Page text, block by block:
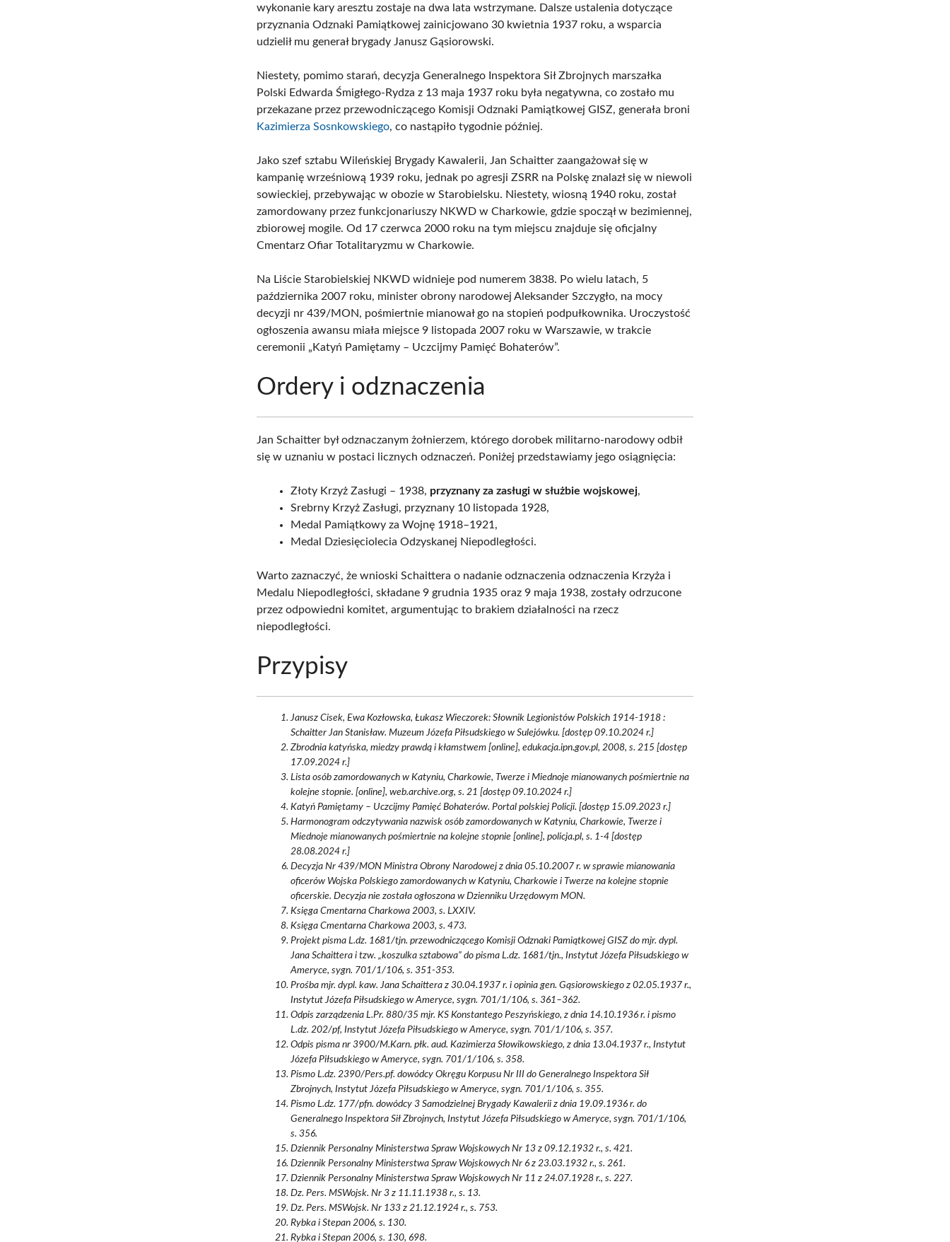
wykonanie kary aresztu zostaje na dwa lata wstrzymane. Dalsze ustalenia dotyczące
przyznania Odznaki Pamiątkowej zainicjowano 30 kwietnia 1937 roku, a wsparcia
udzielił mu generał brygady Janusz Gąsiorowski.
Niestety, pomimo starań, decyzja Generalnego Inspektora Sił Zbrojnych marszałka
Polski Edwarda Śmigłego-Rydza z 13 maja 1937 roku była negatywna, co zostało mu
przekazane przez przewodniczącego Komisji Odznaki Pamiątkowej GISZ, generała broni
Kazimierza Sosnkowskiego, co nastąpiło tygodnie później.
Jako szef sztabu Wileńskiej Brygady Kawalerii, Jan Schaitter zaangażował się w
kampanię wrześniową 1939 roku, jednak po agresji ZSRR na Polskę znalazł się w niewoli
sowieckiej, przebywając w obozie w Starobielsku. Niestety, wiosną 1940 roku, został
zamordowany przez funkcjonariuszy NKWD w Charkowie, gdzie spoczął w bezimiennej,
zbiorowej mogile. Od 17 czerwca 2000 roku na tym miejscu znajduje się oficjalny
Cmentarz Ofiar Totalitaryzmu w Charkowie.
Na Liście Starobielskiej NKWD widnieje pod numerem 3838. Po wielu latach, 5
października 2007 roku, minister obrony narodowej Aleksander Szczygło, na mocy
decyzji nr 439/MON, pośmiertnie mianował go na stopień podpułkownika. Uroczystość
ogłoszenia awansu miała miejsce 9 listopada 2007 roku w Warszawie, w trakcie
ceremonii „Katyń Pamiętamy – Uczcijmy Pamięć Bohaterów”.
Ordery i odznaczenia
Jan Schaitter był odznaczanym żołnierzem, którego dorobek militarno-narodowy odbił
się w uznaniu w postaci licznych odznaczeń. Poniżej przedstawiamy jego osiągnięcia:
Złoty Krzyż Zasługi – 1938, przyznany za zasługi w służbie wojskowej,
Srebrny Krzyż Zasługi, przyznany 10 listopada 1928,
Medal Pamiątkowy za Wojnę 1918–1921,
Medal Dziesięciolecia Odzyskanej Niepodległości.
Warto zaznaczyć, że wnioski Schaittera o nadanie odznaczenia odznaczenia Krzyża i
Medalu Niepodległości, składane 9 grudnia 1935 oraz 9 maja 1938, zostały odrzucone
przez odpowiedni komitet, argumentując to brakiem działalności na rzecz
niepodległości.
Przypisy
Janusz Cisek, Ewa Kozłowska, Łukasz Wieczorek: Słownik Legionistów Polskich 1914-1918 :
Schaitter Jan Stanisław. Muzeum Józefa Piłsudskiego w Sulejówku. [dostęp 09.10.2024 r.]
Zbrodnia katyńska, miedzy prawdą i kłamstwem [online], edukacja.ipn.gov.pl, 2008, s. 215 [dostęp
17.09.2024 r.]
Lista osób zamordowanych w Katyniu, Charkowie, Twerze i Miednoje mianowanych pośmiertnie na
kolejne stopnie. [online], web.archive.org, s. 21 [dostęp 09.10.2024 r.]
Katyń Pamiętamy – Uczcijmy Pamięć Bohaterów. Portal polskiej Policji. [dostęp 15.09.2023 r.]
Harmonogram odczytywania nazwisk osób zamordowanych w Katyniu, Charkowie, Twerze i
Miednoje mianowanych pośmiertnie na kolejne stopnie [online], policja.pl, s. 1-4 [dostęp
28.08.2024 r.]
Decyzja Nr 439/MON Ministra Obrony Narodowej z dnia 05.10.2007 r. w sprawie mianowania
oficerów Wojska Polskiego zamordowanych w Katyniu, Charkowie i Twerze na kolejne stopnie
oficerskie. Decyzja nie została ogłoszona w Dzienniku Urzędowym MON.
Księga Cmentarna Charkowa 2003, s. LXXIV.
Księga Cmentarna Charkowa 2003, s. 473.
Projekt pisma L.dz. 1681/tjn. przewodniczącego Komisji Odznaki Pamiątkowej GISZ do mjr. dypl.
Jana Schaittera i tzw. „koszulka sztabowa” do pisma L.dz. 1681/tjn., Instytut Józefa Piłsudskiego w
Ameryce, sygn. 701/1/106, s. 351-353.
Prośba mjr. dypl. kaw. Jana Schaittera z 30.04.1937 r. i opinia gen. Gąsiorowskiego z 02.05.1937 r.,
Instytut Józefa Piłsudskiego w Ameryce, sygn. 701/1/106, s. 361–362.
Odpis zarządzenia L.Pr. 880/35 mjr. KS Konstantego Peszyńskiego, z dnia 14.10.1936 r. i pismo
L.dz. 202/pf, Instytut Józefa Piłsudskiego w Ameryce, sygn. 701/1/106, s. 357.
Odpis pisma nr 3900/M.Karn. płk. aud. Kazimierza Słowikowskiego, z dnia 13.04.1937 r., Instytut
Józefa Piłsudskiego w Ameryce, sygn. 701/1/106, s. 358.
Pismo L.dz. 2390/Pers.pf. dowódcy Okręgu Korpusu Nr III do Generalnego Inspektora Sił
Zbrojnych, Instytut Józefa Piłsudskiego w Ameryce, sygn. 701/1/106, s. 355.
Pismo L.dz. 177/pfn. dowódcy 3 Samodzielnej Brygady Kawalerii z dnia 19.09.1936 r. do
Generalnego Inspektora Sił Zbrojnych, Instytut Józefa Piłsudskiego w Ameryce, sygn. 701/1/106,
s. 356.
Dziennik Personalny Ministerstwa Spraw Wojskowych Nr 13 z 09.12.1932 r., s. 421.
Dziennik Personalny Ministerstwa Spraw Wojskowych Nr 6 z 23.03.1932 r., s. 261.
Dziennik Personalny Ministerstwa Spraw Wojskowych Nr 11 z 24.07.1928 r., s. 227.
Dz. Pers. MSWojsk. Nr 3 z 11.11.1938 r., s. 13.
Dz. Pers. MSWojsk. Nr 133 z 21.12.1924 r., s. 753.
Rybka i Stepan 2006, s. 130.
Rybka i Stepan 2006, s. 130, 698.